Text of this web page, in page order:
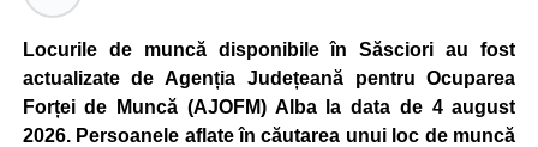
Kronospan se numără printre cei mai mari consumatori de
energie electrică din România. O parte din necesarul
energetic este acoperită prin producția proprie de energie,
realizată cu ajutorul panourilor fotovoltaice și al unităților
de cogenerare.
Locurile de muncă disponibile în Săsciori au fost
actualizate de Agenția Județeană pentru Ocuparea
Forței de Muncă (AJOFM) Alba la data de 4 august
2026. Persoanele aflate în căutarea unui loc de muncă